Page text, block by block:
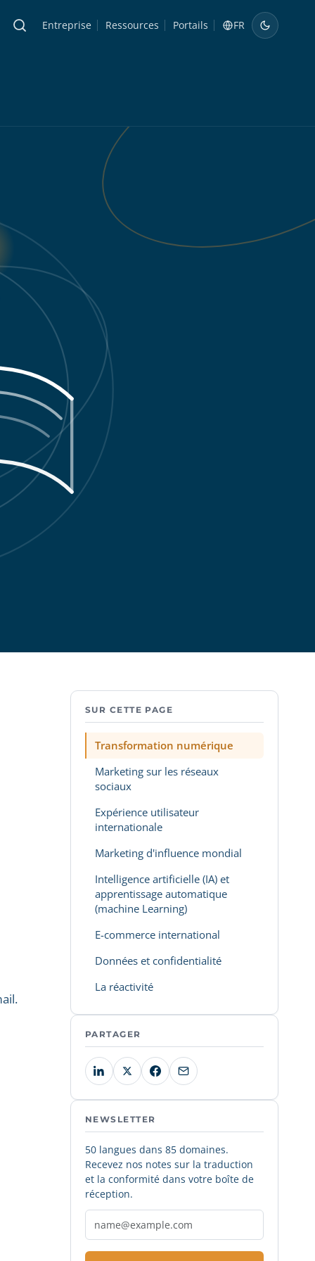
Entreprise Ressources Portails FR
SUR CETTE PAGE
Transformation numérique
Marketing sur les réseaux
sociaux
Expérience utilisateur
internationale
Marketing d'influence mondial
Intelligence artificielle (IA) et
apprentissage automatique
(machine Learning)
E-commerce international
Données et confidentialité
La réactivité
PARTAGER
NEWSLETTER
50 langues dans 85 domaines.
Recevez nos notes sur la traduction
et la conformité dans votre boîte de
réception.